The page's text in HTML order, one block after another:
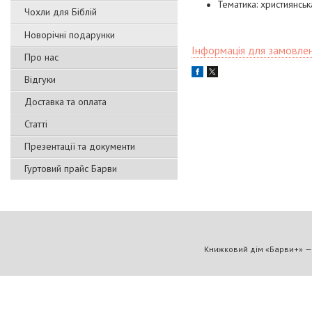
Чохли для Біблій
Новорічні подарунки
Про нас
Відгуки
Доставка та оплата
Статті
Презентації та документи
Гуртовий прайс Барви
Тематика:
Інформація для